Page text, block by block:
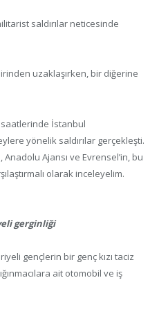
saldırılar neticesinde
uzaklaşırken, bir diğerine
saatlerinde İstanbul
yönelik saldırılar gerçekleşti.
Anadolu Ajansı ve Evrensel’in, bu
olarak inceleyelim.
gerginliği
gençlerin bir genç kızı taciz
ait otomobil ve iş